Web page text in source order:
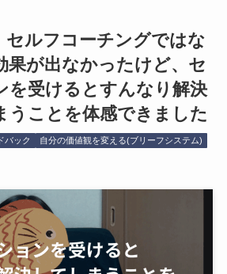
セルフコーチングではな
果が出なかったけど、セ
を受けるとすんなり解決
うことを体感できました
バック 自分の価値観を変える(ブリーフシステム)